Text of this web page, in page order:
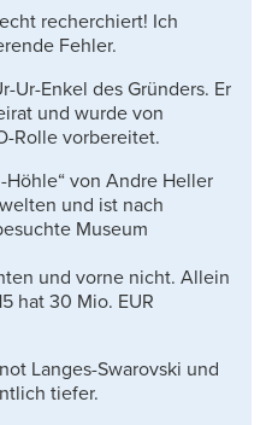
recherchiert! Ich
Fehler.
Ur-Enkel des Gründers. Er
und wurde von
Rolle vorbereitet.
von Andre Heller
und ist nach
Museum
und vorne nicht. Allein
hat 30 Mio. EUR
Langes-Swarovski und
tiefer.